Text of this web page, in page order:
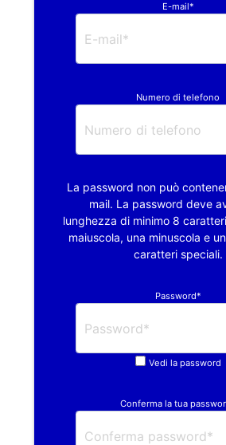
E-mail*
Numero di telefono
La password non può
mail. La password deve
lunghezza di minimo 8
maiuscola, una minuscola e
caratteri speciali.
Password*
Vedi la password
Conferma la tua